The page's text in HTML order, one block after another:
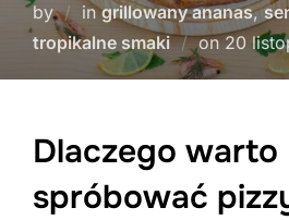
by ingrillowany ananas,
tropikalne smaki
onPosted
20
Dlaczego warto
spróbować